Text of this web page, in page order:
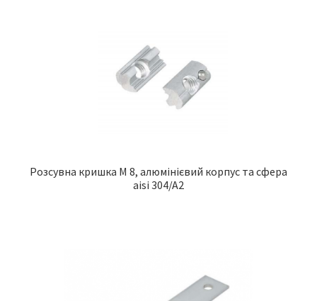
Розсувна кришка M 8, алюмінієвий корпус та сфера
aisi 304/A2